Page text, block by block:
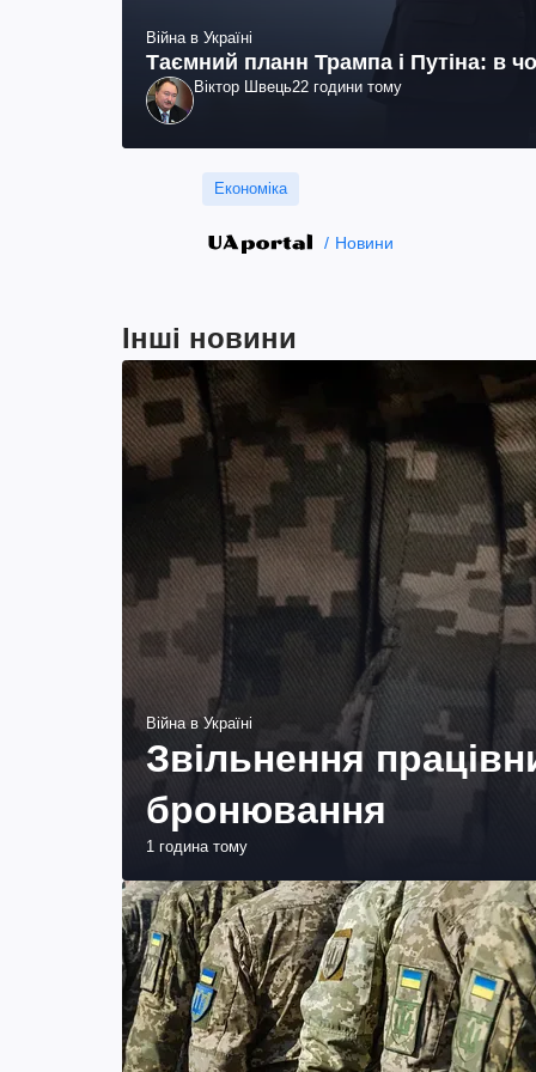
Війна в Україні
Таємний планн Трампа і Путіна: в
Віктор Швець22 години тому
Економіка
Новини
Інші новини
Війна в Україні
Звільнення
бронювання
1 година тому